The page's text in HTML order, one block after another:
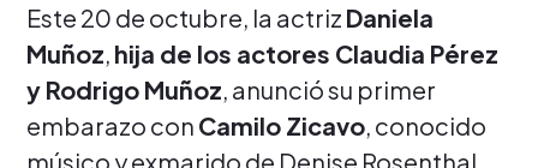
Este 20 de octubre, la actriz Daniela
Muñoz, hija de los actores Claudia Pérez
y Rodrigo Muñoz, anunció su primer
embarazo con Camilo Zicavo, conocido
músico y exmarido de Denise Rosenthal.